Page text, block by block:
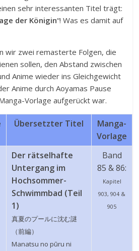
sehr interessanten Titel trägt:
der Königin“! Was es damit auf
wir zwei remasterte Folgen, die
sollen, den Abstand zwischen
Anime wieder ins Gleichgewicht
Anime durch Aoyamas Pause
Vorlage aufgerückt war.
Übersetzter Titel
Manga-
Vorlage
Der rätselhafte
Untergang im
Hochsommer-
Schwimmbad (Teil
1)
真夏のプールに沈む謎
（前編）
Manatsu no pūru ni
Band
85 & 86:
Kapitel
903, 904 &
905